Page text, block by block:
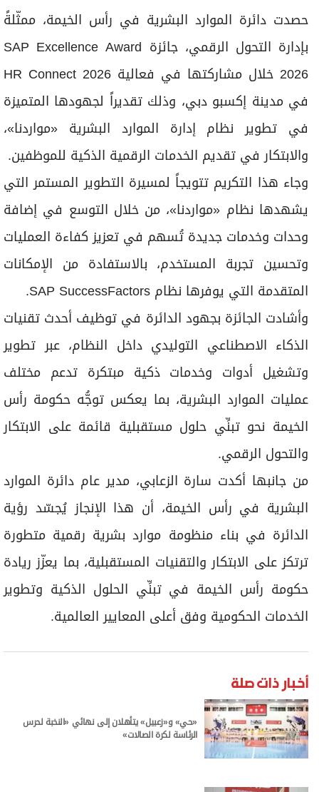
عدد اليوم
مواقيت الصلاة
الأحوال الجوية
حصدت دائرة الموارد البشرية في رأس الخيمة، ممثّلةً
بإدارة التحول الرقمي، جائزة SAP Excellence Award
2026 خلال مشاركتها في فعالية HR Connect 2026
في مدينة إكسبو دبي، وذلك تقديراً لجهودها المتميزة
في تطوير نظام إدارة الموارد البشرية «مواردنا»،
والابتكار في تقديم الخدمات الرقمية الذكية للموظفين.
وجاء هذا التكريم تتويجاً لمسيرة التطوير المستمر التي
يشهدها نظام «مواردنا»، من خلال التوسع في إضافة
وحدات وخدمات جديدة تُسهم في تعزيز كفاءة العمليات
وتحسين تجربة المستخدم، بالاستفادة من الإمكانات
المتقدمة التي يوفرها نظام SAP SuccessFactors.
وأشادت الجائزة بجهود الدائرة في توظيف أحدث تقنيات
الذكاء الاصطناعي التوليدي داخل النظام، عبر تطوير
وتشغيل أدوات وخدمات ذكية مبتكرة تدعم مختلف
عمليات الموارد البشرية، بما يعكس توجُّه حكومة رأس
الخيمة نحو تبنِّي حلول مستقبلية قائمة على الابتكار
والتحول الرقمي.
من جانبها أكدت سارة الزعابي، مدير عام دائرة الموارد
البشرية في رأس الخيمة، أن هذا الإنجاز يُجسّد رؤية
الدائرة في بناء منظومة موارد بشرية رقمية متطورة
ترتكز على الابتكار والتقنيات المستقبلية، بما يعزّز ريادة
حكومة رأس الخيمة في تبنِّي الحلول الذكية وتطوير
الخدمات الحكومية وفق أعلى المعايير العالمية.
أخبار ذات صلة
«حي» و«زعبيل» يتأهلان إلى نهائي «النخبة لحرس
الرئاسة لكرة الصالات»